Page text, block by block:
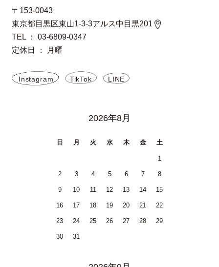
〒153-0043
東京都目黒区東山1-3-3アルス中目黒201
TEL ： 03-6809-0347
定休日 ： 月曜
Instagram TikTok LINE
2026年8月
日 月 火 水 木 金 土
1
2 3 4 5 6 7 8
9 10 11 12 13 14 15
16 17 18 19 20 21 22
23 24 25 26 27 28 29
30 31